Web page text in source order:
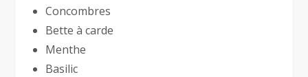
Concombres
Bette à carde
Menthe
Basilic